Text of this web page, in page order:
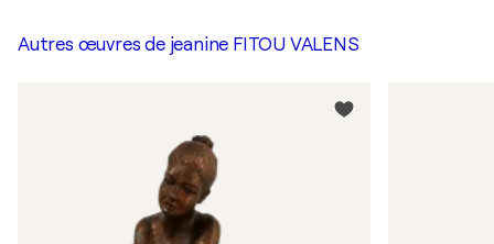
Autres œuvres de jeanine FITOU VALENS